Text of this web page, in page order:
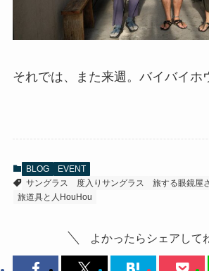
それでは、また来週。バイバイホ
BLOG
EVENT
サングラス
度入りサングラス 旅する眼鏡屋
旅道具と人HouHou
よかったらシェアして